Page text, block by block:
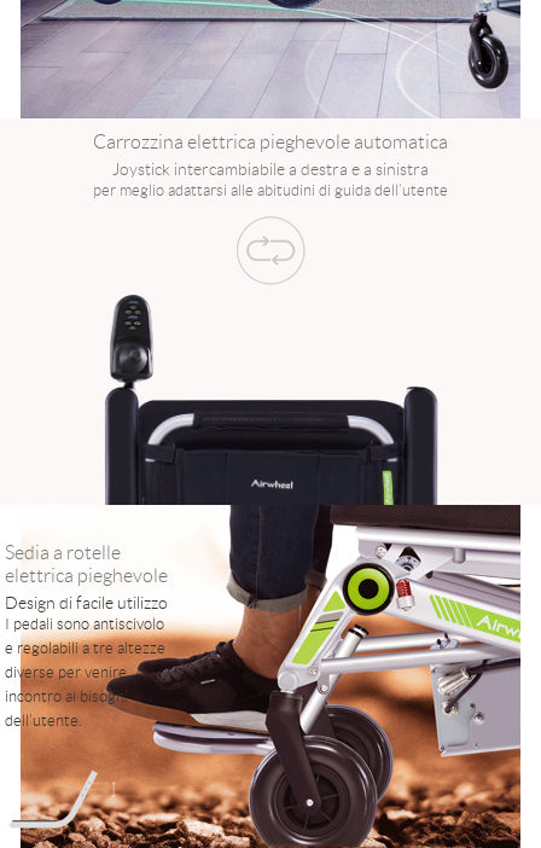
Carrozzina elettrica pieghevole automatica
Joystick intercambiabile a destra e a sinistra
per meglio adattarsi alle abitudini di guida dell’utente
Sedia a rotelle
elettrica pieghevole
Design di facile utilizzo
I pedali sono antiscivolo
e regolabili a tre altezze
diverse per venire
incontro ai bisogni
dell’utente.